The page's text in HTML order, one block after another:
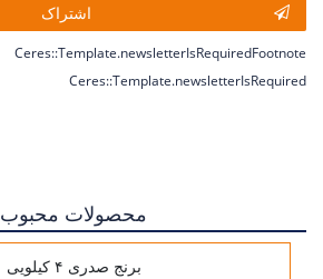
اشتراک
Ceres::Template.newsletterIsRequiredFootnote
Ceres::Template.newsletterIsRequired
محصولات محبوب
برنج صدری ۴ کیلویی